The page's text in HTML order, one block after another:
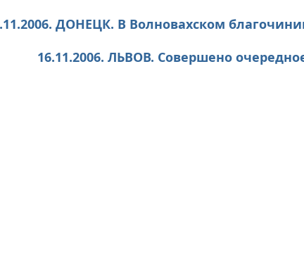
ДОНЕЦК. В Волновахском
16.11.2006. ЛЬВОВ. Совершено